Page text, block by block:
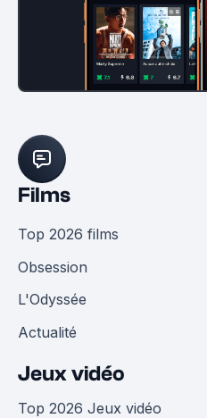
Films
Top 2026 films
Obsession
L'Odyssée
Actualité
Jeux vidéo
Top 2026 Jeux vidéo